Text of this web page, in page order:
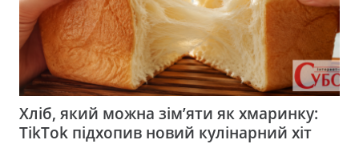
Хліб, який можна зім’яти як хмаринку:
TikTok підхопив новий кулінарний хіт